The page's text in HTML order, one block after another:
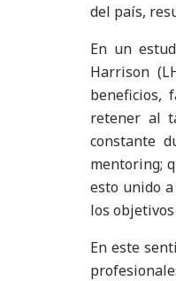
del país,
En un
Harrison
beneficios,
retener al
constante
mentoring;
esto unido
los
En este